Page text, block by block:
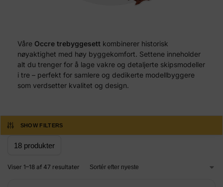
Våre Occre trebyggesett kombinerer historisk
nøyaktighet med høy byggekomfort. Settene inneholder
alt du trenger for å lage vakre og detaljerte skipsmodeller
i tre – perfekt for samlere og dedikerte modellbyggere
som verdsetter kvalitet og design.
SHOW FILTERS
Viser 1–18 af 47 resultater